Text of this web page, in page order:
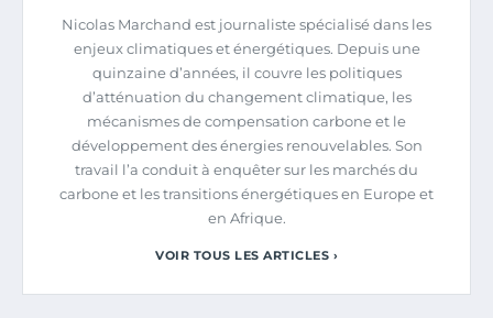
Nicolas Marchand est journaliste spécialisé dans les
enjeux climatiques et énergétiques. Depuis une
quinzaine d’années, il couvre les politiques
d’atténuation du changement climatique, les
mécanismes de compensation carbone et le
développement des énergies renouvelables. Son
travail l’a conduit à enquêter sur les marchés du
carbone et les transitions énergétiques en Europe et
en Afrique.
VOIR TOUS LES ARTICLES ›